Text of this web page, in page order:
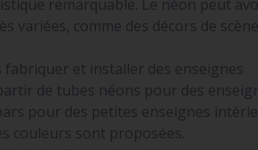
remarquable. Le néon peut
variées, comme des décors de
fabriquer et installer des enseignes
de tubes néons pour des
pour des petites enseignes
couleurs sont proposées.